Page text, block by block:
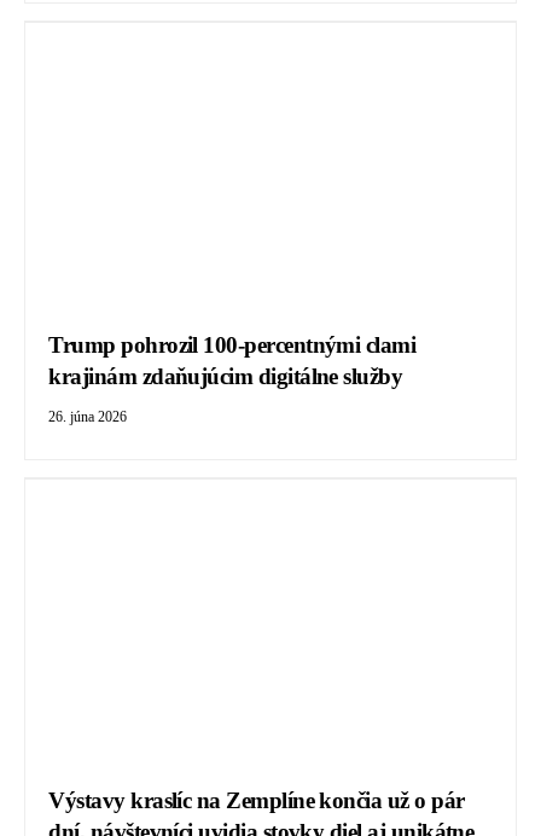
Trump pohrozil 100-percentnými clami
krajinám zdaňujúcim digitálne služby
26. júna 2026
Výstavy kraslíc na Zemplíne končia už o pár